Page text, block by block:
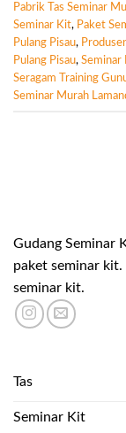
Pabrik Tas Seminar
Seminar Kit, Paket
Pulang Pisau,
Pulang Pisau, Seminar
Seragam Training
Seminar Murah
Gudang Seminar
paket seminar
seminar kit.
Tas
Seminar Kit